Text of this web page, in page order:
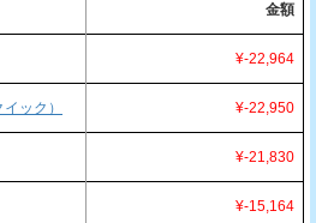
金額
¥-22,964
ック） ¥-22,950
¥-21,830
¥-15,164